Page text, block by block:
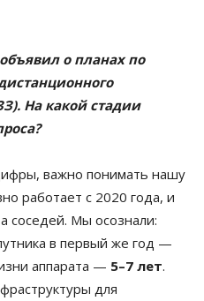
о планах по
На какой стадии
важно понимать нашу
работает с 2020 года, и
соседей. Мы осознали:
в первый же год —
аппарата — 5–7 лет.
для